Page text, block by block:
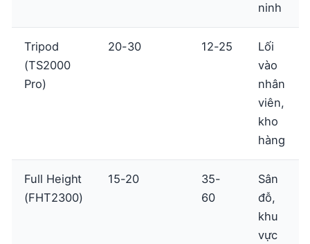
ninh
Tripod
(TS2000
Pro)
20-30 12-25
Lối
vào
nhân
viên,
kho
hàng
Full Height
(FHT2300)
15-20
35-
60
Sân
đỗ,
khu
vực